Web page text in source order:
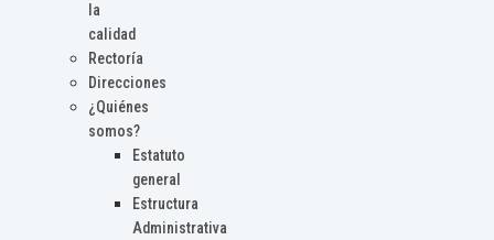
la
calidad
Rectoría
Direcciones
¿Quiénes
somos?
Estatuto
general
Estructura
Administrativa